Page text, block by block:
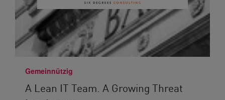
Gemeinnützig
A Lean IT Team. A Growing Threat